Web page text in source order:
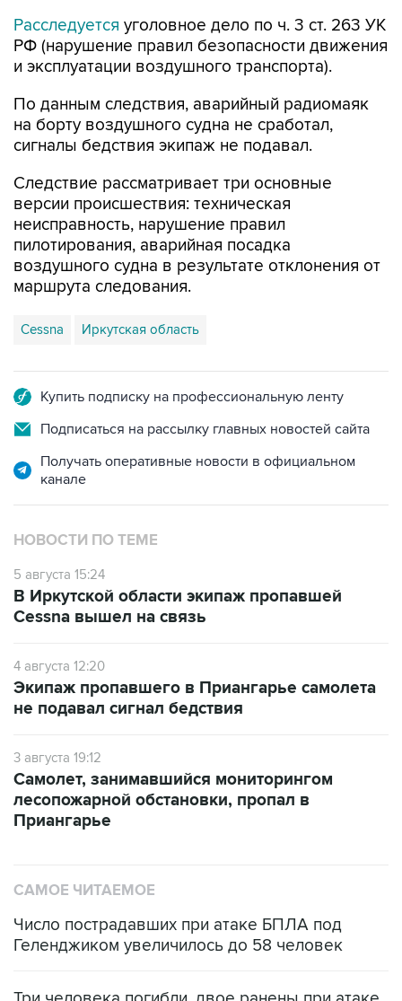
Расследуется уголовное дело по ч. 3 ст. 263 УК
РФ (нарушение правил безопасности движения
и эксплуатации воздушного транспорта).
По данным следствия, аварийный радиомаяк
на борту воздушного судна не сработал,
сигналы бедствия экипаж не подавал.
Следствие рассматривает три основные
версии происшествия: техническая
неисправность, нарушение правил
пилотирования, аварийная посадка
воздушного судна в результате отклонения от
маршрута следования.
Cessna Иркутская область
Купить подписку на профессиональную ленту
Подписаться на рассылку главных новостей сайта
Получать оперативные новости в официальном
канале
НОВОСТИ ПО ТЕМЕ
5 августа 15:24
В Иркутской области экипаж пропавшей
Cessna вышел на связь
4 августа 12:20
Экипаж пропавшего в Приангарье самолета
не подавал сигнал бедствия
3 августа 19:12
Самолет, занимавшийся мониторингом
лесопожарной обстановки, пропал в
Приангарье
САМОЕ ЧИТАЕМОЕ
Число пострадавших при атаке БПЛА под
Геленджиком увеличилось до 58 человек